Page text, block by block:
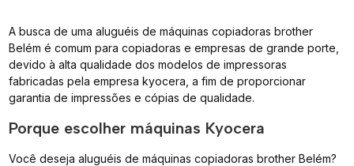
A busca de uma aluguéis de máquinas copiadoras brother
Belém é comum para copiadoras e empresas de grande porte,
devido à alta qualidade dos modelos de impressoras
fabricadas pela empresa kyocera, a fim de proporcionar
garantia de impressões e cópias de qualidade.
Porque escolher máquinas Kyocera
Você deseja aluguéis de máquinas copiadoras brother Belém?